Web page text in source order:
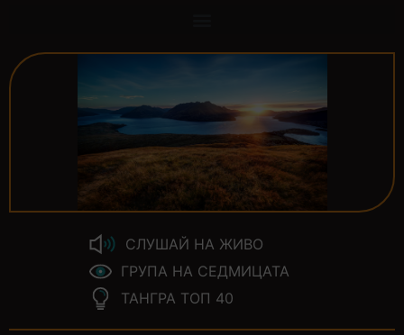
СЛУШАЙ НА ЖИВО
ГРУПА НА СЕДМИЦАТА
ТАНГРА ТОП 40